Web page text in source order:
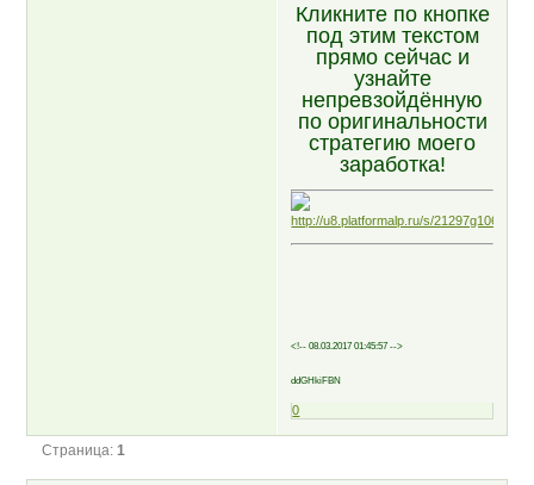
Кликните по кнопке
под этим текстом
прямо сейчас и
узнайте
непревзойдённую
по оригинальности
стратегию моего
заработка!
<!-- 08.03.2017 01:45:57 -->
ddGHkiFBN
0
Страница: 1